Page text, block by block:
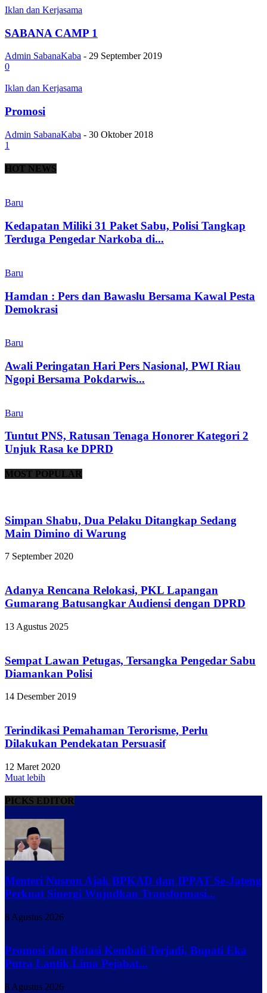
Iklan dan Kerjasama
SABANA CAMP 1
Admin SabanaKaba - 29 September 2019
0
Iklan dan Kerjasama
Promosi
Admin SabanaKaba - 30 Oktober 2018
1
HOT NEWS
Baru
Kedapatan Miliki 31 Paket Sabu, Polisi Tangkap
Terduga Pengedar Narkoba di...
Baru
Hamdan : Pers dan Bawaslu Bersama Kawal Pesta
Demokrasi
Baru
Awali Peringatan Hari Pers Nasional, PWI Riau
Ngopi Bersama Pokdarwis...
Baru
Tuntut PNS, Ratusan Tenaga Honorer Kategori 2
Unjuk Rasa ke DPRD
MOST POPULAR
Simpan Shabu, Dua Pelaku Ditangkap Sedang
Main Dimino di Warung
7 September 2020
Adanya Rencana Relokasi, PKL Lapangan
Gumarang Batusangkar Audiensi dengan DPRD
13 Agustus 2025
Sempat Lawan Petugas, Tersangka Pengedar Sabu
Diamankan Polisi
14 Desember 2019
Terindikasi Pemahaman Terorisme, Perlu
Dilakukan Pendekatan Persuasif
12 Maret 2020
Muat lebih
PICKS EDITOR
Menteri Nusron Ajak BPKAD dan IPPAT Se-Jateng
Perkuat Sinergi Wujudkan Transformasi...
8 Agustus 2026
Promosi dan Rotasi Kembali Terjadi, Bupati Eka
Putra Lantik Lima Pejabat...
8 Agustus 2026